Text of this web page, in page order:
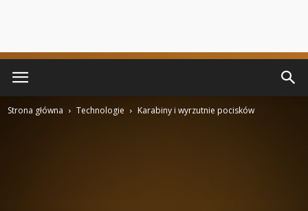
Strona główna Technologie Karabiny i wyrzutnie pocisków